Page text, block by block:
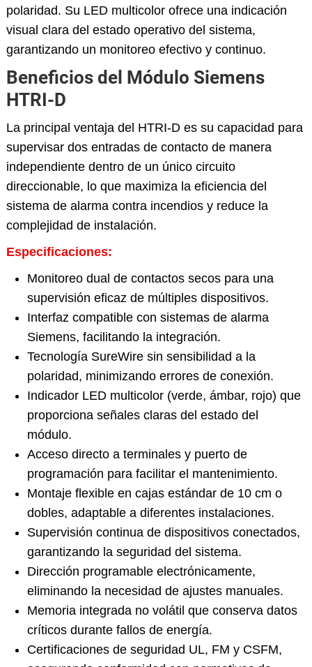
polaridad. Su LED multicolor ofrece una indicación
visual clara del estado operativo del sistema,
garantizando un monitoreo efectivo y continuo.
Beneficios del Módulo Siemens
HTRI-D
La principal ventaja del HTRI-D es su capacidad para
supervisar dos entradas de contacto de manera
independiente dentro de un único circuito
direccionable, lo que maximiza la eficiencia del
sistema de alarma contra incendios y reduce la
complejidad de instalación.
Especificaciones:
Monitoreo dual de contactos secos para una
supervisión eficaz de múltiples dispositivos.
Interfaz compatible con sistemas de alarma
Siemens, facilitando la integración.
Tecnología SureWire sin sensibilidad a la
polaridad, minimizando errores de conexión.
Indicador LED multicolor (verde, ámbar, rojo) que
proporciona señales claras del estado del
módulo.
Acceso directo a terminales y puerto de
programación para facilitar el mantenimiento.
Montaje flexible en cajas estándar de 10 cm o
dobles, adaptable a diferentes instalaciones.
Supervisión continua de dispositivos conectados,
garantizando la seguridad del sistema.
Dirección programable electrónicamente,
eliminando la necesidad de ajustes manuales.
Memoria integrada no volátil que conserva datos
críticos durante fallos de energía.
Certificaciones de seguridad UL, FM y CSFM,